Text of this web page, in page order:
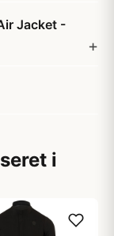
Jacket -
i